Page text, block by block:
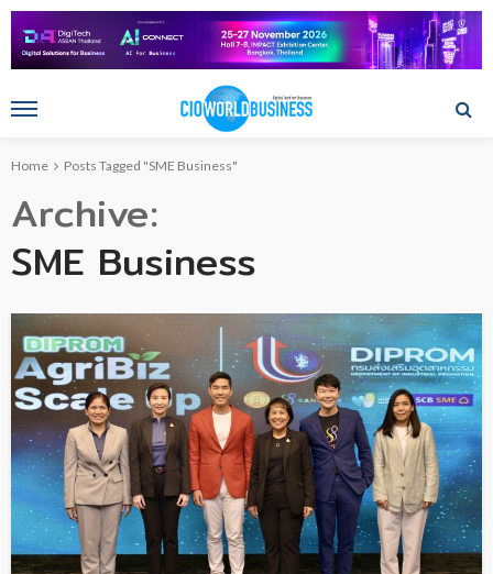
Home Posts Tagged "SME Business"
Archive
SME Business